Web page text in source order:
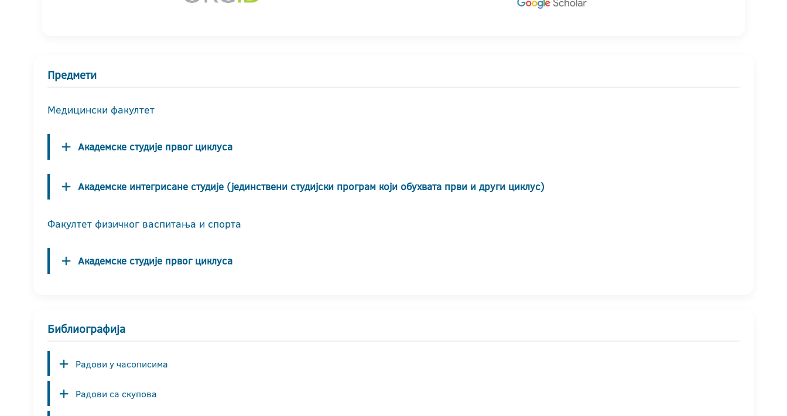
Предмети
Медицински факултет
Академске студије првог циклуса
Академске интегрисане студије (јединствени студијски програм који обухвата први и други циклус)
Факултет физичког васпитања и спорта
Академске студије првог циклуса
Библиографија
Радови у часописима
Радови са скупова